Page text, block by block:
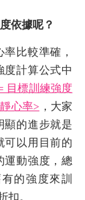
依據呢？
比較準確，
度計算公式中
目標訓練強度
心率> ，大家
顯的進步就是
可以用目前的
運動強度，總
的強度來訓
扣。